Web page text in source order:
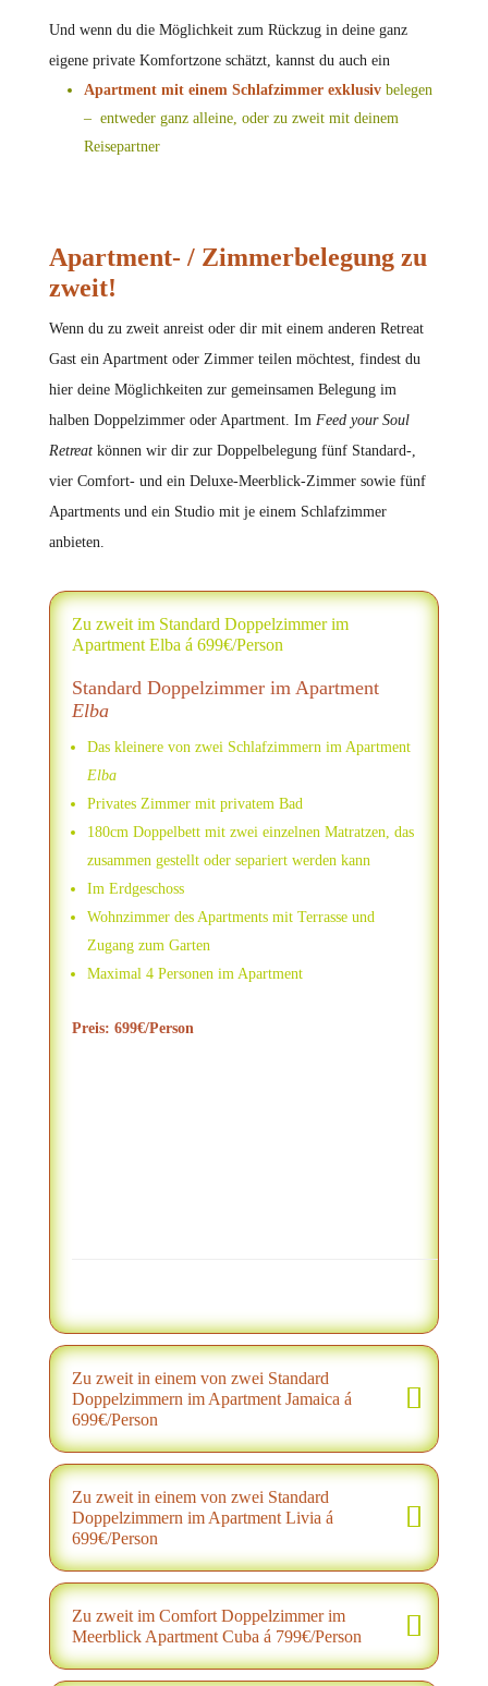
Und wenn du die Möglichkeit zum Rückzug in deine ganz
eigene private Komfortzone schätzt, kannst du auch ein
Apartment mit einem Schlafzimmer exklusiv belegen
– entweder ganz alleine, oder zu zweit mit deinem
Reisepartner
Apartment- / Zimmerbelegung zu
zweit!
Wenn du zu zweit anreist oder dir mit einem anderen Retreat
Gast ein Apartment oder Zimmer teilen möchtest, findest du
hier deine Möglichkeiten zur gemeinsamen Belegung im
halben Doppelzimmer oder Apartment. Im Feed your Soul
Retreatkönnen wir dir zur Doppelbelegung fünf Standard-,
vier Comfort- und ein Deluxe-Meerblick-Zimmer sowie fünf
Apartments und ein Studio mit je einem Schlafzimmer
anbieten.
Zu zweit im Standard Doppelzimmer im
Apartment Elba á 699€/Person
Standard Doppelzimmer im Apartment
Elba
Das kleinere von zwei Schlafzimmern im Apartment
Elba
Privates Zimmer mit privatem Bad
180cm Doppelbett mit zwei einzelnen Matratzen, das
zusammen gestellt oder separiert werden kann
Im Erdgeschoss
Wohnzimmer des Apartments mit Terrasse und
Zugang zum Garten
Maximal 4 Personen im Apartment
Preis: 699€/Person
Zu zweit in einem von zwei Standard
Doppelzimmern im Apartment Jamaica á
699€/Person
Zu zweit in einem von zwei Standard
Doppelzimmern im Apartment Livia á
699€/Person
Zu zweit im Comfort Doppelzimmer im
Meerblick Apartment Cuba á 799€/Person